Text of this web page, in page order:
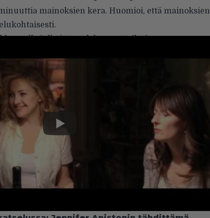
mainoksien kera. Huomioi, että mainoksien
blu-raylla julkaistun elokuvan traileri.